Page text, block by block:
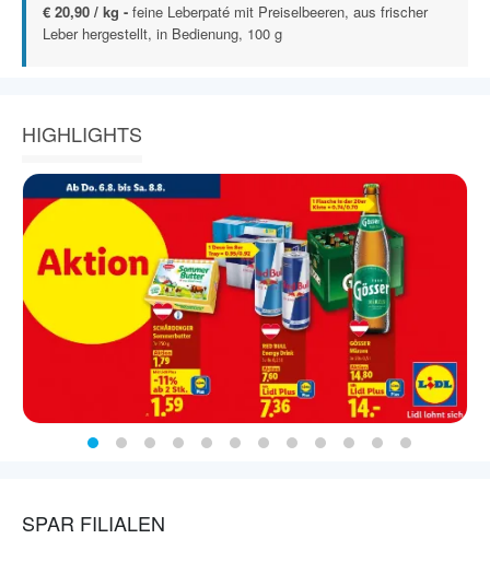
€ 20,90 / kg - feine Leberpaté mit Preiselbeeren, aus frischer
Leber hergestellt, in Bedienung, 100 g
HIGHLIGHTS
SPAR FILIALEN